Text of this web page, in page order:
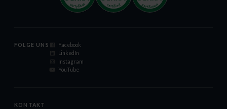
FOLGE UNS
Facebook
LinkedIn
Instagram
YouTube
KONTAKT